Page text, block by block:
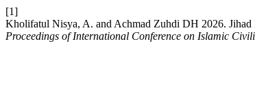
[1]
Kholifatul Nisya, A. and Achmad Zuhdi DH 2026. Jihad
Proceedings of International Conference on Islamic